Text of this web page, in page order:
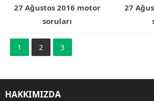
27 Ağustos 2016 motor
soruları
27
1 2 3
HAKKIMIZDA